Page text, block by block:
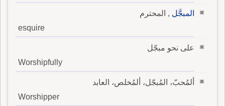
المبجَّل , المحترم
esquire
على نحو مبجّل
Worshipfully
ألمُحبّ، المُبجّل، ألمُخلص، العابد
Worshipper